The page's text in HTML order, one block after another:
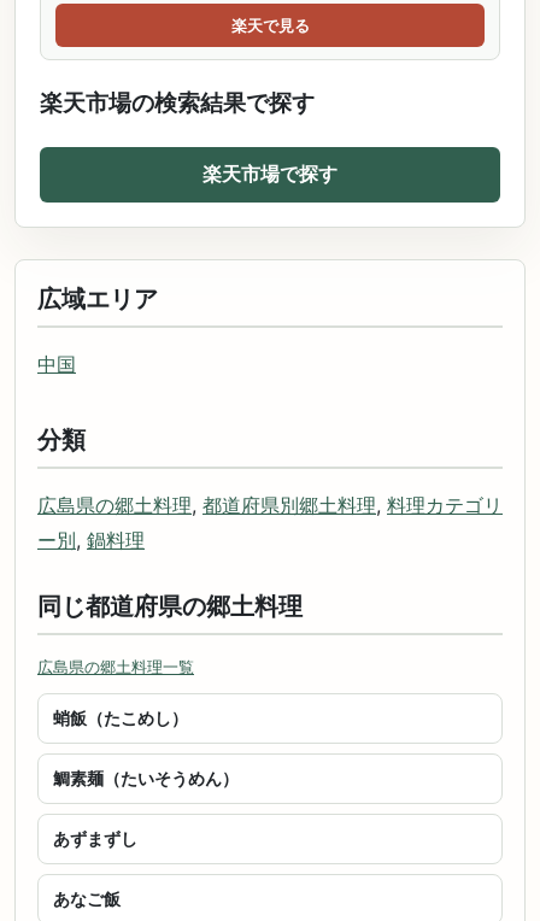
楽天で見る
楽天市場の検索結果で探す
楽天市場で探す
広域エリア
中国
分類
広島県の郷土料理, 都道府県別郷土料理, 料理カテゴリ
ー別, 鍋料理
同じ都道府県の郷土料理
広島県の郷土料理一覧
蛸飯（たこめし）
鯛素麺（たいそうめん）
あずまずし
あなご飯